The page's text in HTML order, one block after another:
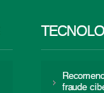
fraude